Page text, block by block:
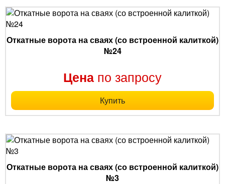
Откатные ворота на сваях (со встроенной калиткой)
№24
Цена по запросу
Купить
Откатные ворота на сваях (со встроенной калиткой)
№3